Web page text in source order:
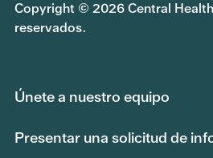
Copyright © 2026 Central
reservados.
Únete a nuestro equipo
Presentar una solicitud de